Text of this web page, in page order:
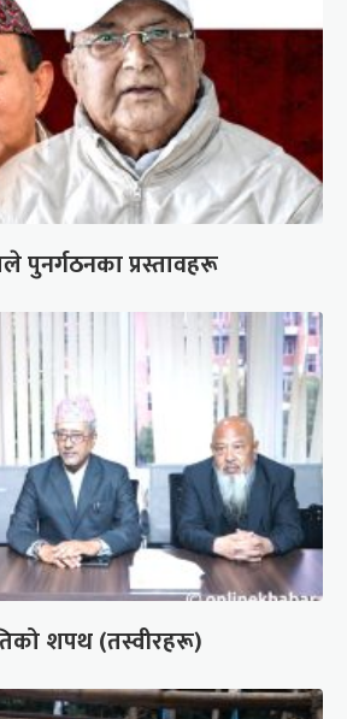
पुनर्गठनका प्रस्तावहरू
शपथ (तस्वीरहरू)